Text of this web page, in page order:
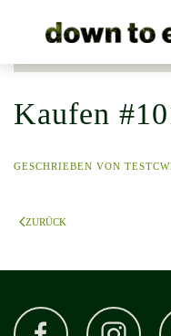
Zum Hauptinhalt
Kaufen
GESCHRIEBEN VON
ZURÜCK